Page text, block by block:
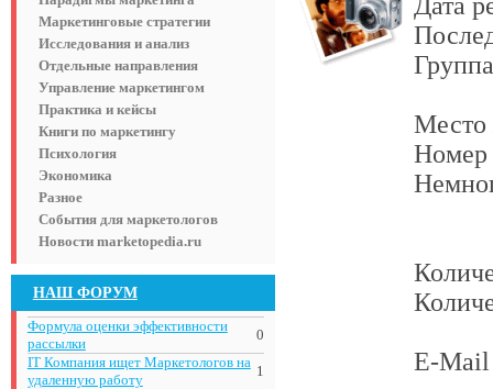
Маркетинговые стратегии
Исследования и анализ
Отдельные направления
Управление маркетингом
Практика и кейсы
Книги по маркетингу
Психология
Экономика
Разное
События для маркетологов
Новости marketopedia.ru
НАШ ФОРУМ
Формула оценки эффективности
рассылки
0
IT Компания ищет Маркетологов на
удаленную работу
1
Место
Номер
E-Mail